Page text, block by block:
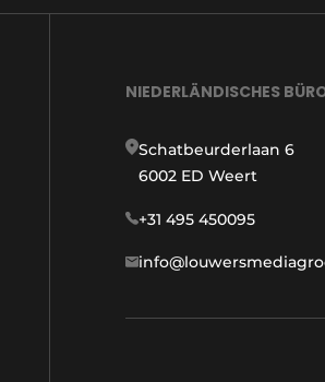
NIEDERLÄNDISCHES
Schatbeurderlaan 6
6002 ED Weert
+31 495 450095